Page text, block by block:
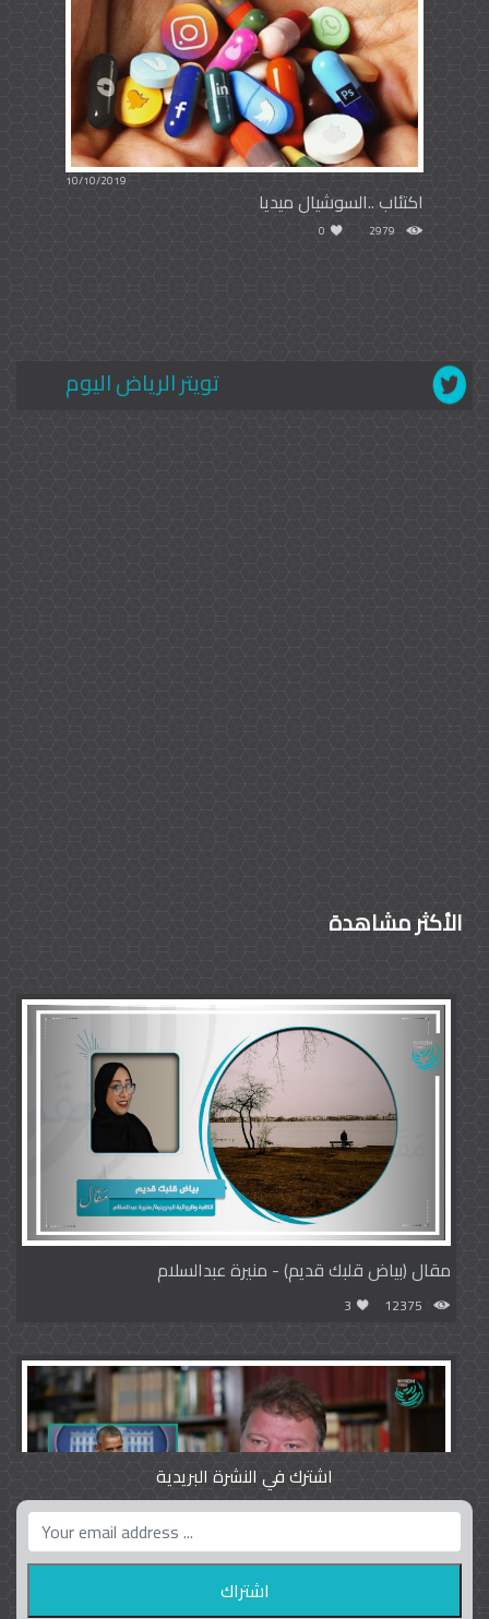
10/10/2019
اكتئاب ..السوشيال ميديا
2979
0
تويتر الرياض اليوم
الأكثر مشاهدة
مقال (بياض قلبك قديم) - منيرة عبدالسلام
12375
3
اشترك في النشرة البريدية